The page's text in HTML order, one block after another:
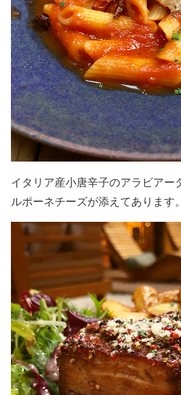
イタリア産小唐辛子のアラビアー
ルポーネチーズが添えてあります。